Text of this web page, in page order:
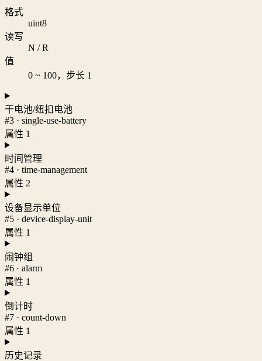
格式
uint8
读写
N / R
值
0 ~ 100，步长 1
干电池/纽扣电池
#3 · single-use-battery
属性 1
时间管理
#4 · time-management
属性 2
设备显示单位
#5 · device-display-unit
属性 1
闹钟组
#6 · alarm
属性 1
倒计时
#7 · count-down
属性 1
历史记录